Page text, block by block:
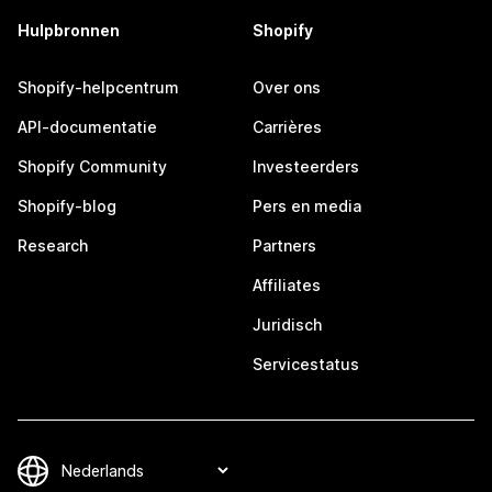
Hulpbronnen
Shopify-helpcentrum
API-documentatie
Shopify Community
Shopify-blog
Research
Shopify
Over ons
Carrières
Investeerders
Pers en media
Partners
Affiliates
Juridisch
Servicestatus